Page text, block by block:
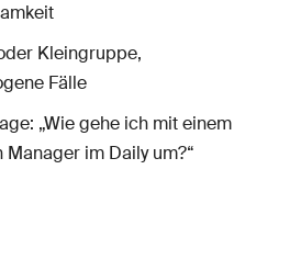
Kleingruppe,
Fälle
„Wie gehe ich mit einem
im Daily um?“